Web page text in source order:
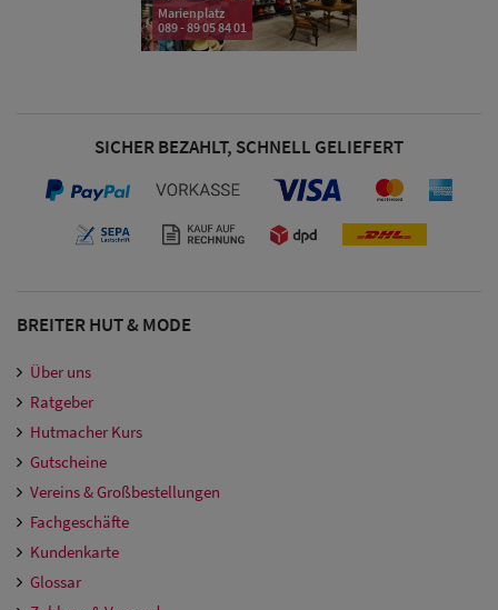
Snapback Caps
Großgrößen
Marienplatz
089 - 89 05 84 01
SICHER BEZAHLT, SCHNELL GELIEFERT
BREITER HUT & MODE
Über uns
Ratgeber
Hutmacher Kurs
Gutscheine
Vereins & Großbestellungen
Fachgeschäfte
Kundenkarte
Glossar